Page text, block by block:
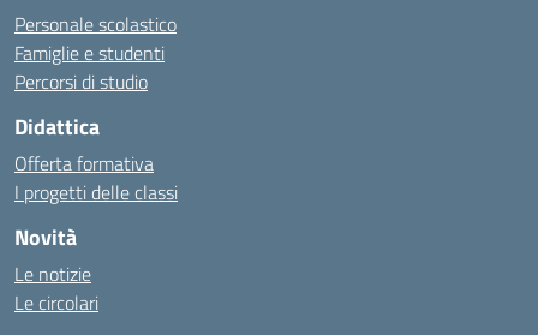
Personale scolastico
Famiglie e studenti
Percorsi di studio
Didattica
Offerta formativa
I progetti delle classi
Novità
Le notizie
Le circolari